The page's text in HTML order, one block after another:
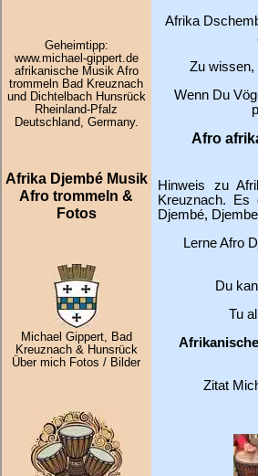
Geheimtipp:
www.michael-gippert.de
afrikanische Musik Afro
trommeln Bad Kreuznach
und Dichtelbach Hunsrück
Rheinland-Pfalz
Deutschland, Germany.
Afrika Djembé Musik
Afro trommeln &
Fotos
Michael Gippert, Bad
Kreuznach & Hunsrück
Über mich Fotos / Bilder
Afrika
Zu wissen,
Wenn Du
Afro
Hinweis zu
Kreuznach. Es
Djembé,
Lerne Afro
Du
Tu
Zitat